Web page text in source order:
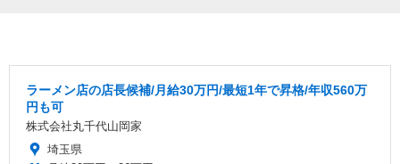
ラーメン店の店長候補/月給30万円/最短1年で昇格/年収560万
円も可
株式会社丸千代山岡家
埼玉県